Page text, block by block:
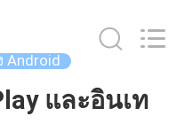
Android
และอินเท